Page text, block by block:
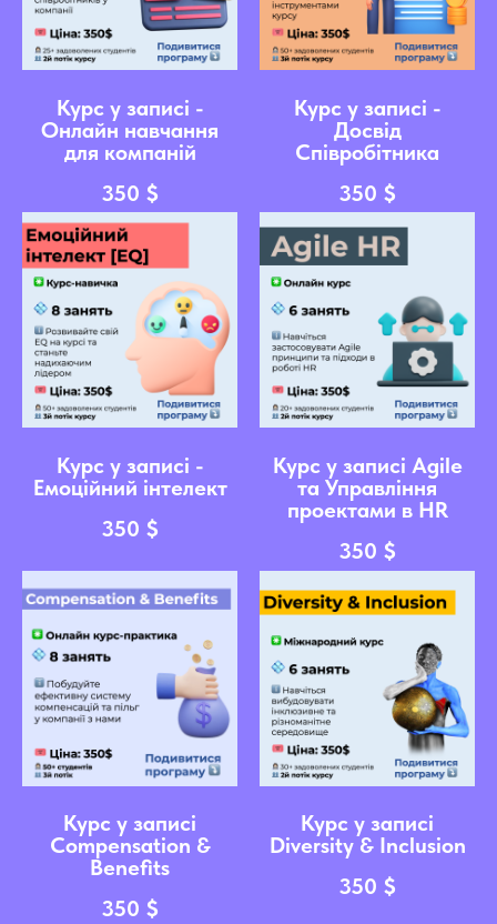
Курс у записі -
Онлайн навчання
для компаній
350 $
Курс у записі -
Досвід
Співробітника
350 $
Курс у записі -
Емоційний інтелект
350 $
Курс у записі Agile
та Управління
проектами в HR
350 $
Курс у записі
Compensation &
Benefits
350 $
Курс у записі
Diversity & Inclusion
350 $